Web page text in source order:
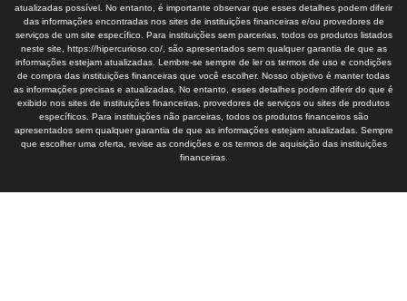
atualizadas possível. No entanto, é importante observar que esses detalhes podem diferir
das informações encontradas nos sites de instituições financeiras e/ou provedores de
serviços de um site específico. Para instituições sem parcerias, todos os produtos listados
neste site, https://hipercurioso.co/, são apresentados sem qualquer garantia de que as
informações estejam atualizadas. Lembre-se sempre de ler os termos de uso e condições
de compra das instituições financeiras que você escolher. Nosso objetivo é manter todas
as informações precisas e atualizadas. No entanto, esses detalhes podem diferir do que é
exibido nos sites de instituições financeiras, provedores de serviços ou sites de produtos
específicos. Para instituições não parceiras, todos os produtos financeiros são
apresentados sem qualquer garantia de que as informações estejam atualizadas. Sempre
que escolher uma oferta, revise as condições e os termos de aquisição das instituições
financeiras.